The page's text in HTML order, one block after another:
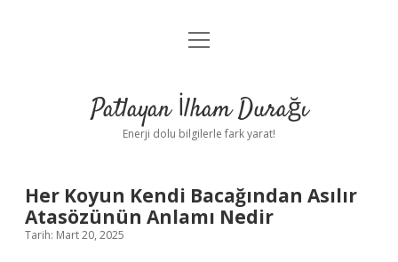
Anasayfa
Yasal Uyarı
menüyü
Patlayan İlham Durağı
Enerji dolu bilgilerle fark yarat!
Her Koyun Kendi Bacağından Asılır
Atasözünün Anlamı Nedir
Tarih: Mart 20, 2025